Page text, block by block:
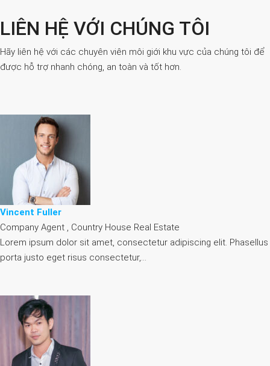
LIÊN HỆ VỚI CHÚNG TÔI
Hãy liên hệ với các chuyên viên môi giới khu vực của chúng tôi để
được hỗ trợ nhanh chóng, an toàn và tốt hơn.
Vincent Fuller
Company Agent , Country House Real Estate
Lorem ipsum dolor sit amet, consectetur adipiscing elit. Phasellus
porta justo eget risus consectetur,…